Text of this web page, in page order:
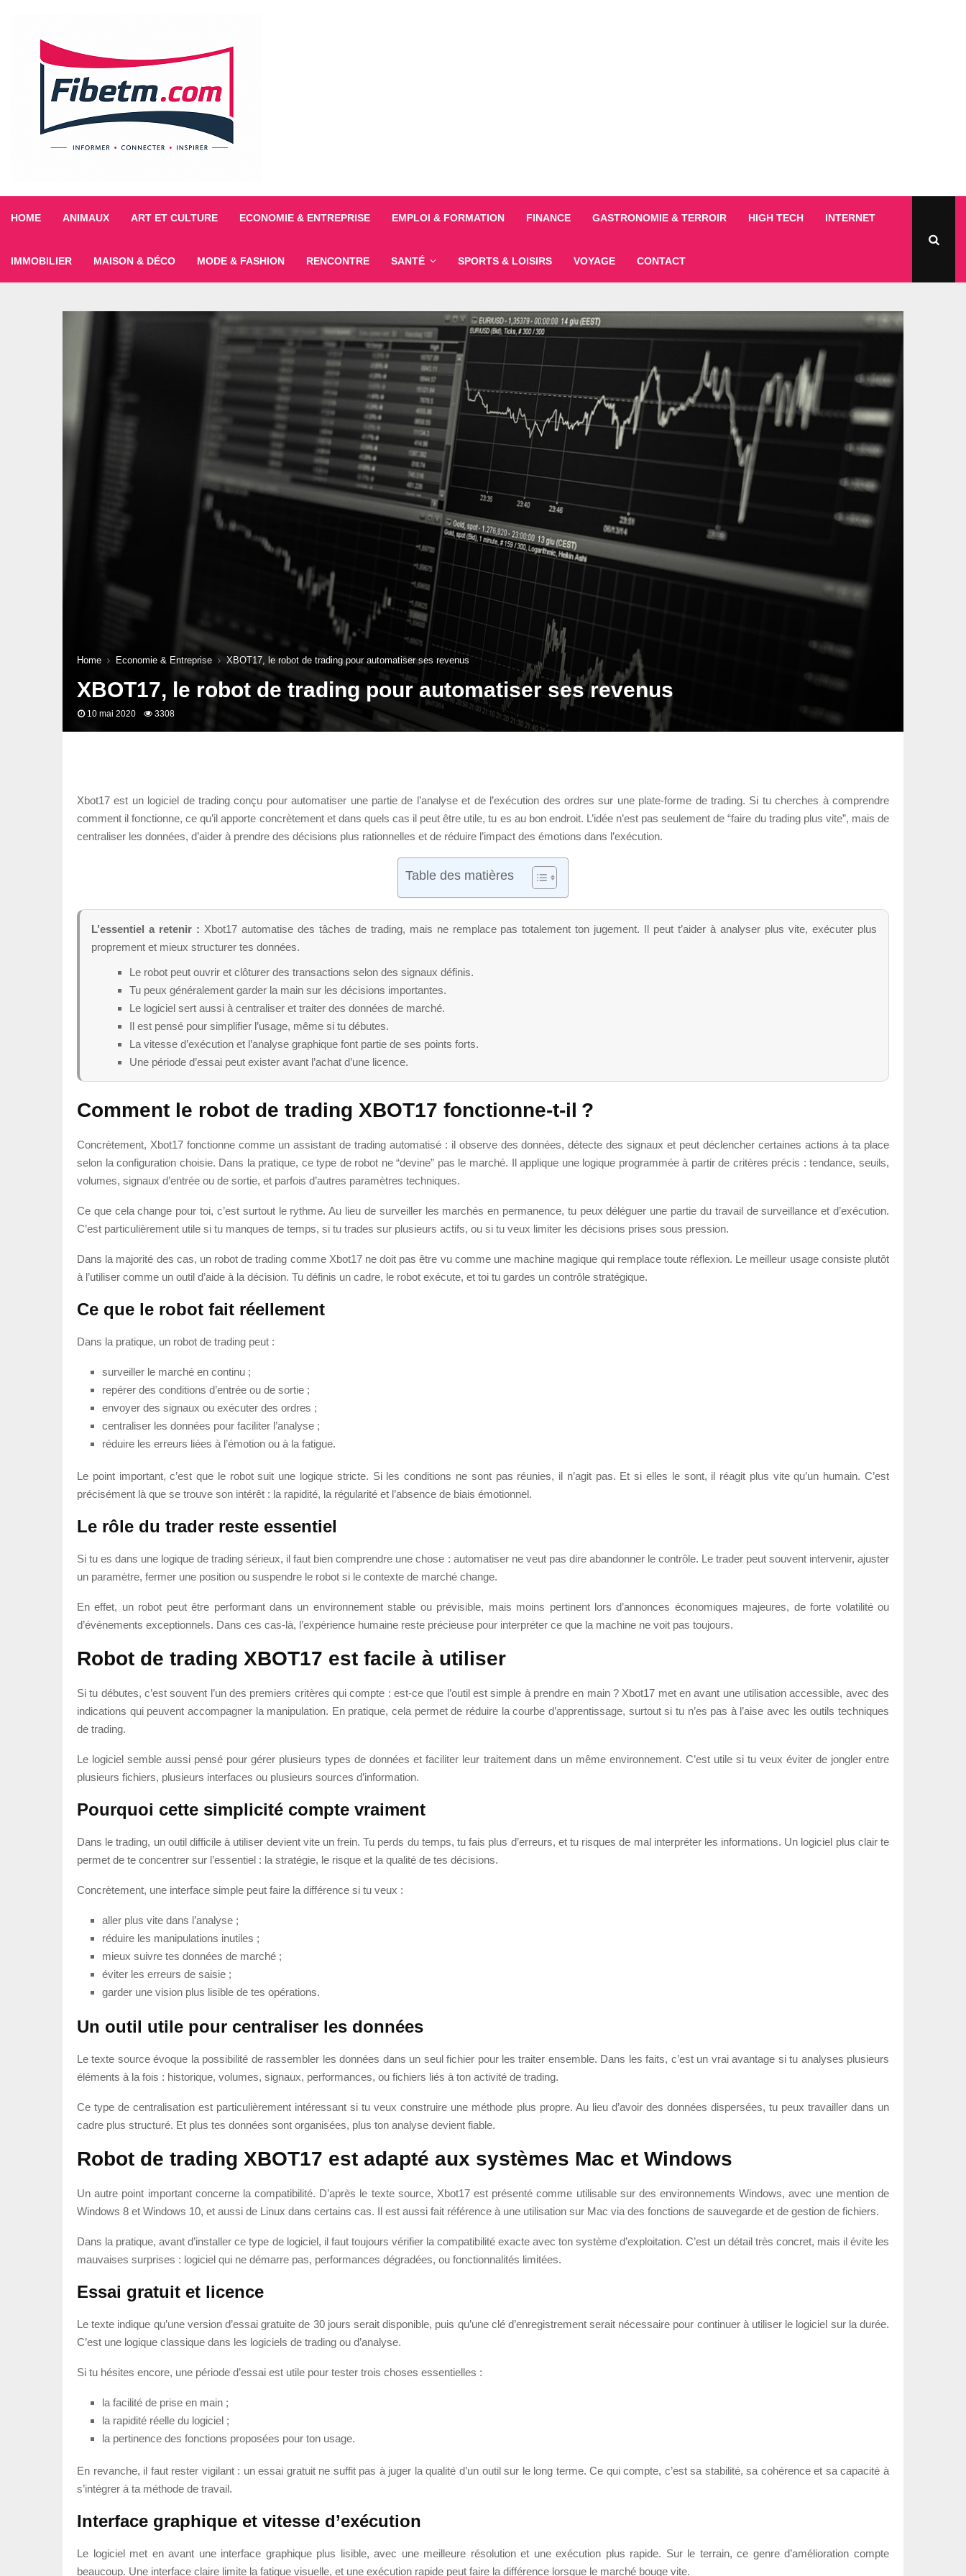
HOME ANIMAUX ART ET CULTURE ECONOMIE & ENTREPRISE EMPLOI & FORMATION FINANCE GASTRONOMIE & TERROIR HIGH TECH INTERNET
IMMOBILIER MAISON & DÉCO MODE & FASHION RENCONTRE SANTÉ SPORTS & LOISIRS VOYAGE CONTACT
Home Economie & Entreprise XBOT17, le robot de trading pour automatiser ses revenus
XBOT17, le robot de trading pour automatiser ses revenus
10 mai 2020 3308
Xbot17 est un logiciel de trading conçu pour automatiser une partie de l’analyse et de l’exécution des ordres sur une plate-forme de trading. Si tu cherches à comprendre
comment il fonctionne, ce qu’il apporte concrètement et dans quels cas il peut être utile, tu es au bon endroit. L’idée n’est pas seulement de “faire du trading plus vite”, mais de
centraliser les données, d’aider à prendre des décisions plus rationnelles et de réduire l’impact des émotions dans l’exécution.
Table des matières
L’essentiel a retenir : Xbot17 automatise des tâches de trading, mais ne remplace pas totalement ton jugement. Il peut t’aider à analyser plus vite, exécuter plus
proprement et mieux structurer tes données.
Le robot peut ouvrir et clôturer des transactions selon des signaux définis.
Tu peux généralement garder la main sur les décisions importantes.
Le logiciel sert aussi à centraliser et traiter des données de marché.
Il est pensé pour simplifier l’usage, même si tu débutes.
La vitesse d’exécution et l’analyse graphique font partie de ses points forts.
Une période d’essai peut exister avant l’achat d’une licence.
Comment le robot de trading XBOT17 fonctionne-t-il ?
Concrètement, Xbot17 fonctionne comme un assistant de trading automatisé : il observe des données, détecte des signaux et peut déclencher certaines actions à ta place
selon la configuration choisie. Dans la pratique, ce type de robot ne “devine” pas le marché. Il applique une logique programmée à partir de critères précis : tendance, seuils,
volumes, signaux d’entrée ou de sortie, et parfois d’autres paramètres techniques.
Ce que cela change pour toi, c’est surtout le rythme. Au lieu de surveiller les marchés en permanence, tu peux déléguer une partie du travail de surveillance et d’exécution.
C’est particulièrement utile si tu manques de temps, si tu trades sur plusieurs actifs, ou si tu veux limiter les décisions prises sous pression.
Dans la majorité des cas, un robot de trading comme Xbot17 ne doit pas être vu comme une machine magique qui remplace toute réflexion. Le meilleur usage consiste plutôt
à l’utiliser comme un outil d’aide à la décision. Tu définis un cadre, le robot exécute, et toi tu gardes un contrôle stratégique.
Ce que le robot fait réellement
Dans la pratique, un robot de trading peut :
surveiller le marché en continu ;
repérer des conditions d’entrée ou de sortie ;
envoyer des signaux ou exécuter des ordres ;
centraliser les données pour faciliter l’analyse ;
réduire les erreurs liées à l’émotion ou à la fatigue.
Le point important, c’est que le robot suit une logique stricte. Si les conditions ne sont pas réunies, il n’agit pas. Et si elles le sont, il réagit plus vite qu’un humain. C’est
précisément là que se trouve son intérêt : la rapidité, la régularité et l’absence de biais émotionnel.
Le rôle du trader reste essentiel
Si tu es dans une logique de trading sérieux, il faut bien comprendre une chose : automatiser ne veut pas dire abandonner le contrôle. Le trader peut souvent intervenir, ajuster
un paramètre, fermer une position ou suspendre le robot si le contexte de marché change.
En effet, un robot peut être performant dans un environnement stable ou prévisible, mais moins pertinent lors d’annonces économiques majeures, de forte volatilité ou
d’événements exceptionnels. Dans ces cas-là, l’expérience humaine reste précieuse pour interpréter ce que la machine ne voit pas toujours.
Robot de trading XBOT17 est facile à utiliser
Si tu débutes, c’est souvent l’un des premiers critères qui compte : est-ce que l’outil est simple à prendre en main ? Xbot17 met en avant une utilisation accessible, avec des
indications qui peuvent accompagner la manipulation. En pratique, cela permet de réduire la courbe d’apprentissage, surtout si tu n’es pas à l’aise avec les outils techniques
de trading.
Le logiciel semble aussi pensé pour gérer plusieurs types de données et faciliter leur traitement dans un même environnement. C’est utile si tu veux éviter de jongler entre
plusieurs fichiers, plusieurs interfaces ou plusieurs sources d’information.
Pourquoi cette simplicité compte vraiment
Dans le trading, un outil difficile à utiliser devient vite un frein. Tu perds du temps, tu fais plus d’erreurs, et tu risques de mal interpréter les informations. Un logiciel plus clair te
permet de te concentrer sur l’essentiel : la stratégie, le risque et la qualité de tes décisions.
Concrètement, une interface simple peut faire la différence si tu veux :
aller plus vite dans l’analyse ;
réduire les manipulations inutiles ;
mieux suivre tes données de marché ;
éviter les erreurs de saisie ;
garder une vision plus lisible de tes opérations.
Un outil utile pour centraliser les données
Le texte source évoque la possibilité de rassembler les données dans un seul fichier pour les traiter ensemble. Dans les faits, c’est un vrai avantage si tu analyses plusieurs
éléments à la fois : historique, volumes, signaux, performances, ou fichiers liés à ton activité de trading.
Ce type de centralisation est particulièrement intéressant si tu veux construire une méthode plus propre. Au lieu d’avoir des données dispersées, tu peux travailler dans un
cadre plus structuré. Et plus tes données sont organisées, plus ton analyse devient fiable.
Robot de trading XBOT17 est adapté aux systèmes Mac et Windows
Un autre point important concerne la compatibilité. D’après le texte source, Xbot17 est présenté comme utilisable sur des environnements Windows, avec une mention de
Windows 8 et Windows 10, et aussi de Linux dans certains cas. Il est aussi fait référence à une utilisation sur Mac via des fonctions de sauvegarde et de gestion de fichiers.
Dans la pratique, avant d’installer ce type de logiciel, il faut toujours vérifier la compatibilité exacte avec ton système d’exploitation. C’est un détail très concret, mais il évite les
mauvaises surprises : logiciel qui ne démarre pas, performances dégradées, ou fonctionnalités limitées.
Essai gratuit et licence
Le texte indique qu’une version d’essai gratuite de 30 jours serait disponible, puis qu’une clé d’enregistrement serait nécessaire pour continuer à utiliser le logiciel sur la durée.
C’est une logique classique dans les logiciels de trading ou d’analyse.
Si tu hésites encore, une période d’essai est utile pour tester trois choses essentielles :
la facilité de prise en main ;
la rapidité réelle du logiciel ;
la pertinence des fonctions proposées pour ton usage.
En revanche, il faut rester vigilant : un essai gratuit ne suffit pas à juger la qualité d’un outil sur le long terme. Ce qui compte, c’est sa stabilité, sa cohérence et sa capacité à
s’intégrer à ta méthode de travail.
Interface graphique et vitesse d’exécution
Le logiciel met en avant une interface graphique plus lisible, avec une meilleure résolution et une exécution plus rapide. Sur le terrain, ce genre d’amélioration compte
beaucoup. Une interface claire limite la fatigue visuelle, et une exécution rapide peut faire la différence lorsque le marché bouge vite.